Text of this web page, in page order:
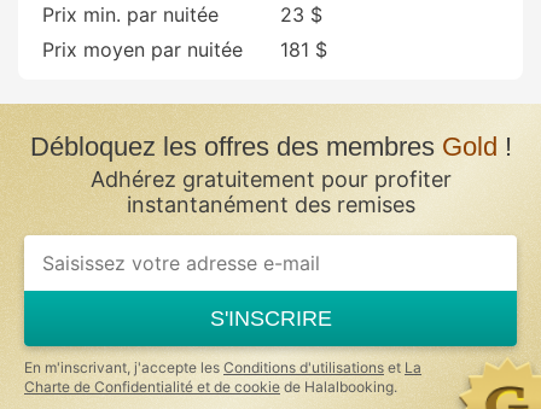
Prix min. par nuitée
23 $
Prix moyen par nuitée
181 $
Débloquez les offres des membres Gold !
Adhérez gratuitement pour profiter
instantanément des remises
If
you
ignore
this
field
S'INSCRIRE
En m'inscrivant, j'accepte les Conditions d'utilisations et La
Charte de Confidentialité et de cookie de Halalbooking.